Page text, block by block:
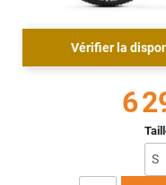
Vérifier la
6